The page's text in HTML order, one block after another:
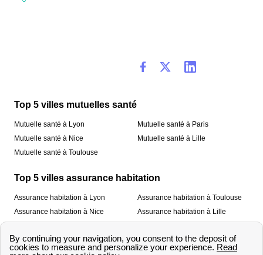
Top 5 villes mutuelles santé
Mutuelle santé à Lyon
Mutuelle santé à Nice
Mutuelle santé à Toulouse
Mutuelle santé à Paris
Mutuelle santé à Lille
Top 5 villes assurance habitation
Assurance habitation à Lyon
Assurance habitation à Nice
Assurance habitation à Toulouse
Assurance habitation à Lille
À propos